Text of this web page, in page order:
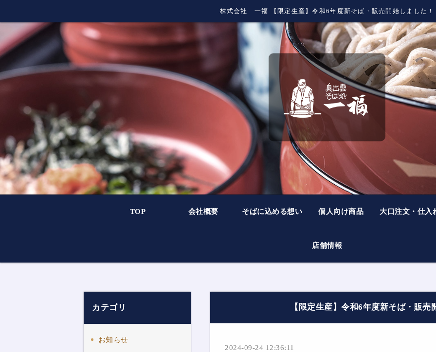
株式会社 一福 【限定生産】令和6年度新そば・販売開始しました！
TOP 会社概要 そばに込める想い 個人向け商品 大口注文・仕入
店舗情報
カテゴリ
お知らせ
【限定生産】令和6年度新そば・販売
2024-09-24 12:36:11